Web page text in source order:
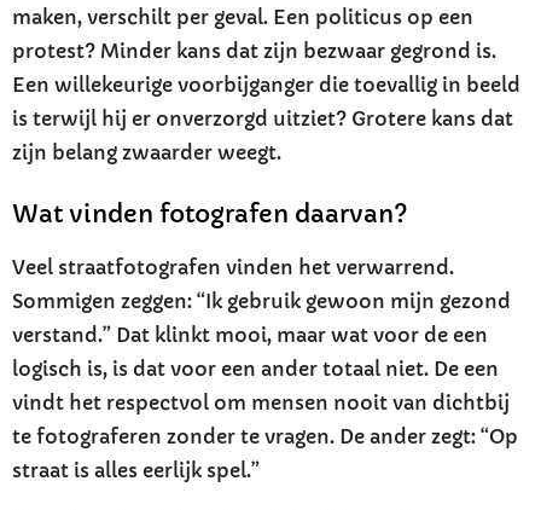
maken, verschilt per geval. Een politicus op een
protest? Minder kans dat zijn bezwaar gegrond is.
Een willekeurige voorbijganger die toevallig in beeld
is terwijl hij er onverzorgd uitziet? Grotere kans dat
zijn belang zwaarder weegt.
Wat vinden fotografen daarvan?
Veel straatfotografen vinden het verwarrend.
Sommigen zeggen: “Ik gebruik gewoon mijn gezond
verstand.” Dat klinkt mooi, maar wat voor de een
logisch is, is dat voor een ander totaal niet. De een
vindt het respectvol om mensen nooit van dichtbij
te fotograferen zonder te vragen. De ander zegt: “Op
straat is alles eerlijk spel.”